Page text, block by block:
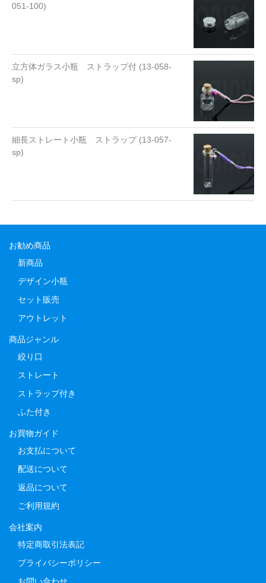
051-100)
立方体ガラス小瓶 ストラップ付 (13-058-
sp)
細長ストレート小瓶 ストラップ (13-057-
sp)
お勧め商品
新商品
デザイン小瓶
セット販売
アウトレット
商品ジャンル
絞り口
ストレート
ストラップ付き
ふた付き
お買物ガイド
お支払について
配送について
返品について
ご利用規約
会社案内
特定商取引法表記
プライバシーポリシー
お問い合わせ